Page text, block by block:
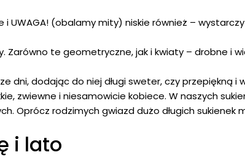
i UWAGA! (obalamy mity) niskie również –
Zarówno te geometryczne, jak i kwiaty – drobne i
dni, dodając do niej długi sweter, czy przepiękną
zwiewne i niesamowicie kobiece. W naszych
Oprócz rodzimych gwiazd dużo długich
i lato